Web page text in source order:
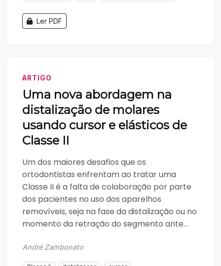
Ler PDF
ARTIGO
Uma nova abordagem na
distalização de molares
usando cursor e elásticos de
Classe II
Um dos maiores desafios que os
ortodontistas enfrentam ao tratar uma
Classe II é a falta de colaboração por parte
dos pacientes no uso dos aparelhos
removíveis, seja na fase da distalização ou no
momento da retração do segmento ante...
André Zambonato